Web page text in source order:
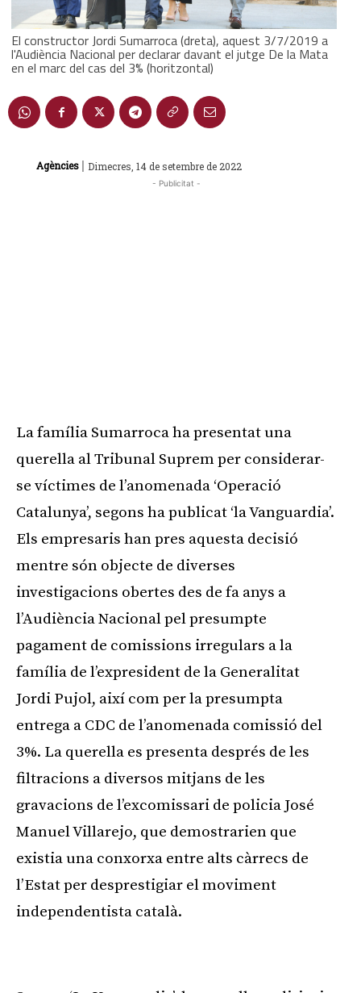
El constructor Jordi Sumarroca (dreta), aquest 3/7/2019 a
l'Audiència Nacional per declarar davant el jutge De la Mata
en el marc del cas del 3% (horitzontal)
Agències | Dimecres, 14 de setembre de 2022
- Publicitat -
La família Sumarroca ha presentat una
querella al Tribunal Suprem per considerar-
se víctimes de l’anomenada ‘Operació
Catalunya’, segons ha publicat ‘la Vanguardia’.
Els empresaris han pres aquesta decisió
mentre són objecte de diverses
investigacions obertes des de fa anys a
l’Audiència Nacional pel presumpte
pagament de comissions irregulars a la
família de l’expresident de la Generalitat
Jordi Pujol, així com per la presumpta
entrega a CDC de l’anomenada comissió del
3%. La querella es presenta després de les
filtracions a diversos mitjans de les
gravacions de l’excomissari de policia José
Manuel Villarejo, que demostrarien que
existia una conxorxa entre alts càrrecs de
l’Estat per desprestigiar el moviment
independentista català.